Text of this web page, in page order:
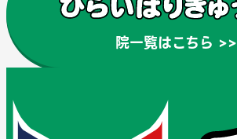
院一覧はこちら >>